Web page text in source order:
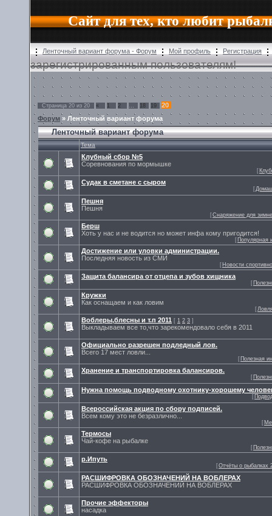
Сайт для тех, кто любит
Ленточный вариант форума - Форум Мой профиль Регистрация
зарегистрированным пользователям!
Страница 20 из 20 « 1 2 … 18 19
20
Форум » Ленточный вариант форума
Ленточный вариант форума
Тема
Клубный сбор №5
Соревнования по мормышке
[
Судак в сметане с сыром
[
Пешня
Пешня
[Снаряжение для
Берш
Хоть у нас и не водится но может инфа кому пригодится!
[ Популярная
Достижение или уловки администрации.
Последняя новость из СМИ
[ Новости
Защита балансира от отцепа и зубов хищника
[
Кружки
Как оснащаем и как ловим
[
Воблеры,блесны и т.п 2011 [ 1 2 3 ]
Выкладываем все то,что зарекомендовало себя в 2011
Официально разрешен подледный лов.
Всего 17 мест ловли...
[ Полезная
Хранение и транспортировка балансиров.
[
Нужна помощь подводному охотнику-хорошему
[
Всероссийская акция по сбору подписей.
Всем кому это не безразлично...
[
Термосы
Чай-кофе на рыбалке
[
р.Ипуть
[Отчёты о рыбалках
РАСШИФРОВКА ОБОЗНАЧЕНИЙ НА ВОБЛЕРАХ
РАСШИФРОВКА ОБОЗНАЧЕНИЙ НА ВОБЛЕРАХ
Прочие эффекторы
насадка